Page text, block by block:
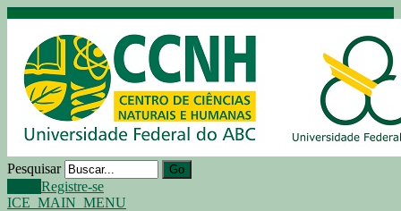
Pesquisar Go
Registre-se
ICE_MAIN_MENU